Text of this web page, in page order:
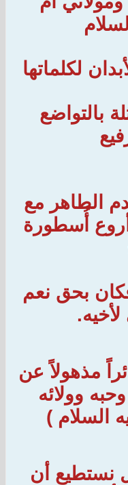
لكلماتها
بالتواضع
الطاهر مع
أروع أُسطورة
بحق نعم
مذهولاً عن
وولائه
السلام )
نستطيع أن